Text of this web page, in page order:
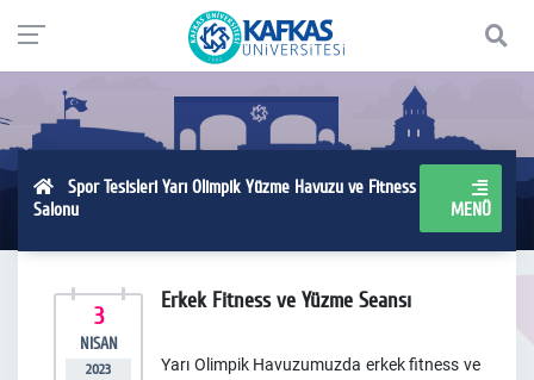
Spor Tesisleri Yarı Olimpik Yüzme Havuzu ve Fitness
Salonu
MENÜ
3
NISAN
2023
Erkek Fitness ve Yüzme Seansı
Yarı Olimpik Havuzumuzda erkek fitness ve